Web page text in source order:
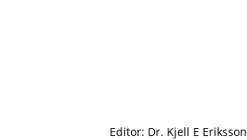
Editor: Dr. Kjell E Eriksson